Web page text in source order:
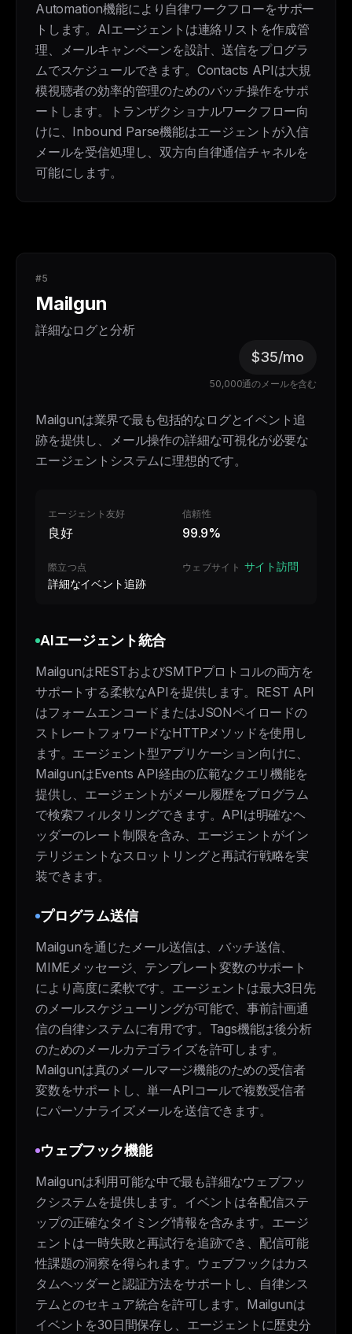
Automation機能により自律ワークフローをサポー
トします。AIエージェントは連絡リストを作成管
理、メールキャンペーンを設計、送信をプログラ
ムでスケジュールできます。Contacts APIは大規
模視聴者の効率的管理のためのバッチ操作をサポ
ートします。トランザクショナルワークフロー向
けに、Inbound Parse機能はエージェントが入信
メールを受信処理し、双方向自律通信チャネルを
可能にします。
#5
Mailgun
詳細なログと分析
$35/mo
50,000通のメールを含む
Mailgunは業界で最も包括的なログとイベント追
跡を提供し、メール操作の詳細な可視化が必要な
エージェントシステムに理想的です。
エージェント友好
良好
信頼性
99.9%
際立つ点
詳細なイベント追跡
ウェブサイト サイト訪問
AIエージェント統合
MailgunはRESTおよびSMTPプロトコルの両方を
サポートする柔軟なAPIを提供します。REST API
はフォームエンコードまたはJSONペイロードの
ストレートフォワードなHTTPメソッドを使用し
ます。エージェント型アプリケーション向けに、
MailgunはEvents API経由の広範なクエリ機能を
提供し、エージェントがメール履歴をプログラム
で検索フィルタリングできます。APIは明確なヘ
ッダーのレート制限を含み、エージェントがイン
テリジェントなスロットリングと再試行戦略を実
装できます。
プログラム送信
Mailgunを通じたメール送信は、バッチ送信、
MIMEメッセージ、テンプレート変数のサポート
により高度に柔軟です。エージェントは最大3日先
のメールスケジューリングが可能で、事前計画通
信の自律システムに有用です。Tags機能は後分析
のためのメールカテゴライズを許可します。
Mailgunは真のメールマージ機能のための受信者
変数をサポートし、単一APIコールで複数受信者
にパーソナライズメールを送信できます。
ウェブフック機能
Mailgunは利用可能な中で最も詳細なウェブフッ
クシステムを提供します。イベントは各配信ステ
ップの正確なタイミング情報を含みます。エージ
ェントは一時失敗と再試行を追跡でき、配信可能
性課題の洞察を得られます。ウェブフックはカス
タムヘッダーと認証方法をサポートし、自律シス
テムとのセキュア統合を許可します。Mailgunは
イベントを30日間保存し、エージェントに歴史分